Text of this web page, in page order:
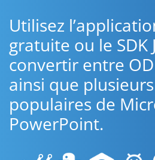
Utilisez
gratuite ou le SDK
convertir entre
ainsi que
populaires de
PowerPoint.